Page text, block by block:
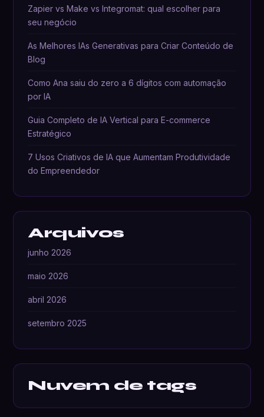
Zapier vs Make vs Integromat: qual escolher para
seu negócio
As Melhores IAs Generativas para Criar Conteúdo de
Blog
Como Ana saiu do zero a 6 dígitos com automação
por IA
Guia Completo de IA Vertical para E-commerce
Estratégico
7 Usos Criativos de IA que Aumentam Produtividade
do Empreendedor
Arquivos
junho 2026
maio 2026
abril 2026
setembro 2025
Nuvem de tags